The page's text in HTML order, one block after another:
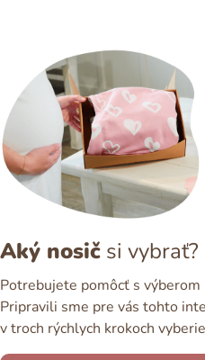
Aký nosič si vybrať?
Potrebujete pomôcť s výberom
Pripravili sme pre vás tohto
v troch rýchlych krokoch